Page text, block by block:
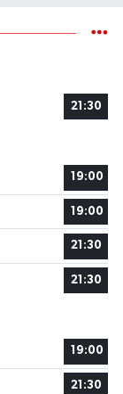
21:30
19:00
19:00
21:30
21:30
19:00
21:30